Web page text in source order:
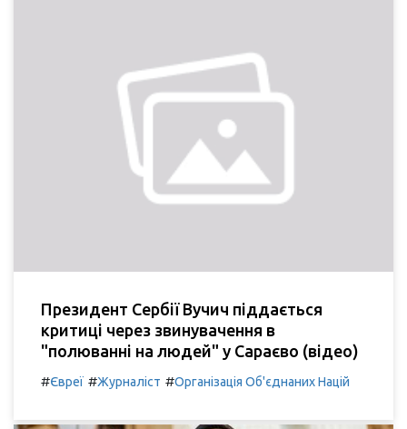
Президент Сербії Вучич піддається
критиці через звинувачення в
"полюванні на людей" у Сараєво (відео)
#Євреї #Журналіст #Організація Об'єднаних Націй